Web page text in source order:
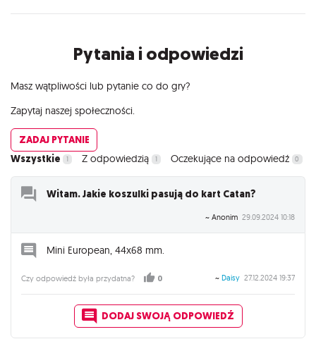
Pytania i odpowiedzi
Wszystkie 1 Z odpowiedzią 1 Oczekujące na odpowiedź 0
Witam. Jakie koszulki pasują do kart Catan?
~ Anonim 29.09.2024 10:18
Mini European, 44x68 mm.
Czy odpowiedź była przydatna? 0 ~ Daisy 27.12.2024 19:37
DODAJ SWOJĄ ODPOWIEDŹ
Masz wątpliwości lub pytanie co do gry?
Zapytaj naszej społeczności.
ZADAJ PYTANIE